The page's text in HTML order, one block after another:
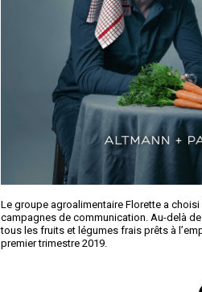
Le groupe agroalimentaire Florette a choisi
campagnes de communication. Au-delà
tous les fruits et légumes frais prêts à
premier trimestre 2019.